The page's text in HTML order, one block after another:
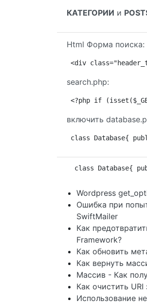
КАТЕГОРИИ и
Html Форма поиска:
<div
search.php:
<?php if
включить
class Database{
class Database{
Wordpress
Ошибка при
SwiftMailer
Как
Framework?
Как обновить
Как вернуть
Массив - Как
Как очистить
Использование